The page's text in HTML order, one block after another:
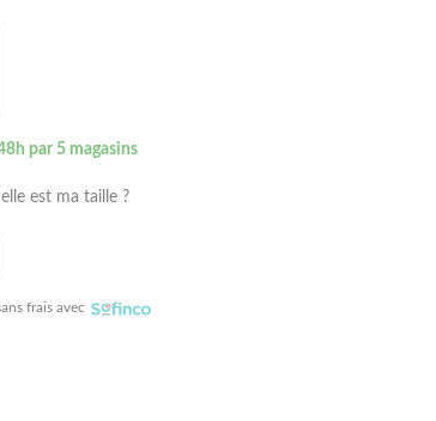
par 5 magasins
est ma taille ?
frais avec